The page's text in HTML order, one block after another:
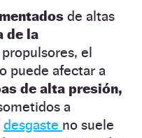
de altas
de la
el
puede afectar a
de alta presión,
a
desgaste no suele